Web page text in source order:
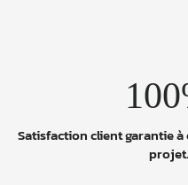
Satisfaction client garantie
projet.